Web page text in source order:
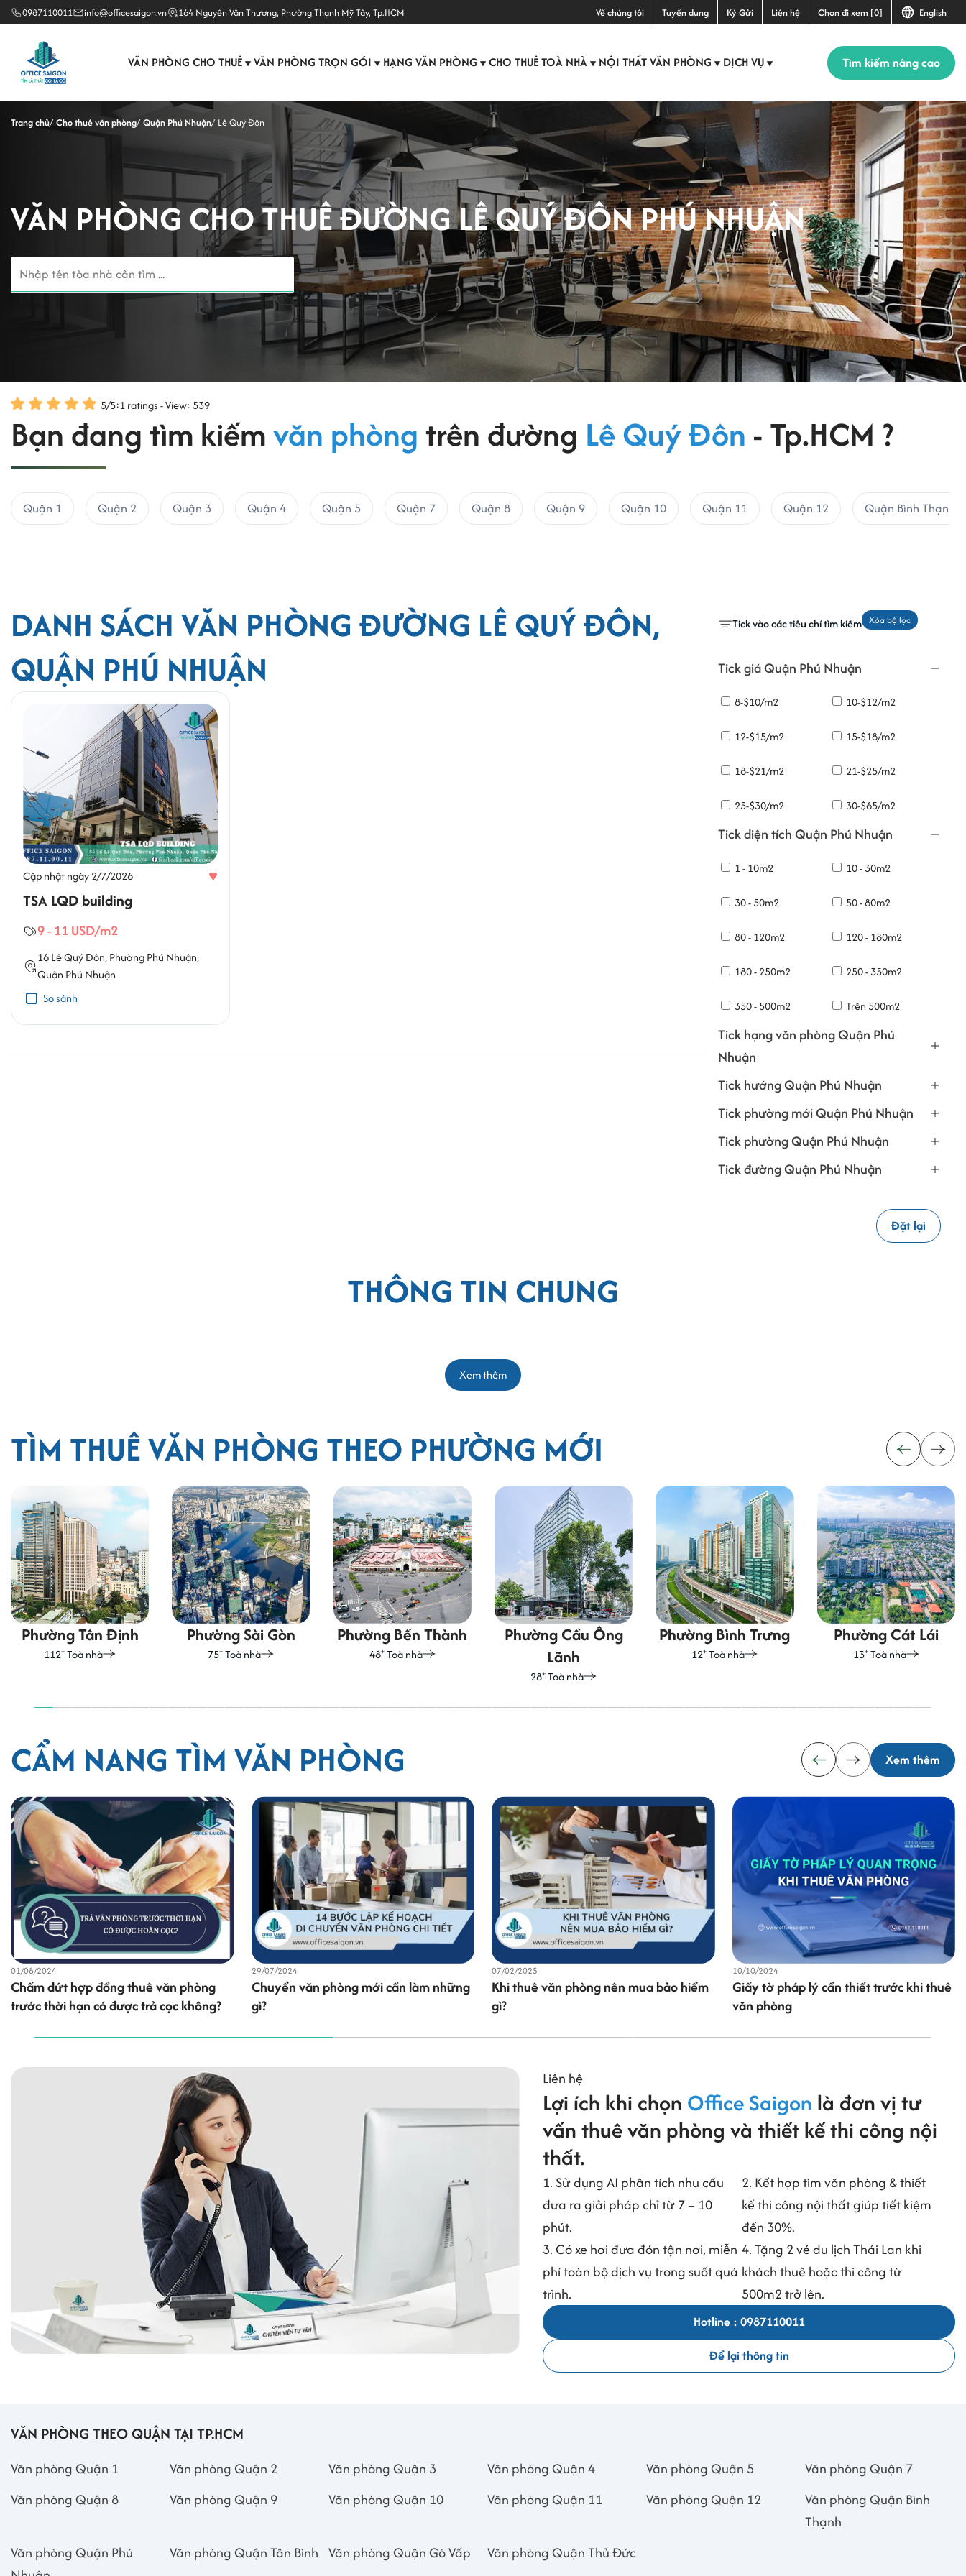
0987110011 info@officesaigon.vn 164 Nguyễn Văn Thương, Phường Thạnh Mỹ Tây, Tp.HCM Về chúng tôi Tuyển dụng Ký Gửi Liên hệ Chọn đi xem [0] English
VĂN PHÒNG CHO THUÊ ▼ VĂN PHÒNG TRỌN GÓI ▼ HẠNG VĂN PHÒNG ▼ CHO THUÊ TOÀ NHÀ ▼ NỘI THẤT VĂN PHÒNG ▼ DỊCH VỤ ▼ Tìm kiếm nâng cao
Trang chủ Cho thuê văn phòng Quận Phú Nhuận Lê Quý Đôn
VĂN PHÒNG CHO THUÊ ĐƯỜNG LÊ QUÝ ĐÔN PHÚ NHUẬN
5/5:1ratings - View: 539
Bạn đang tìm kiếmvăn phòngtrên đường Lê Quý Đôn - Tp.HCM ?
Quận 1 Quận 2 Quận 3 Quận 4 Quận 5 Quận 7 Quận 8 Quận 9 Quận 10 Quận 11 Quận 12 Quận Bình Thạnh
DANH SÁCH VĂN PHÒNG ĐƯỜNG LÊ QUÝ ĐÔN,
QUẬN PHÚ NHUẬN
Cập nhật ngày 2/7/2026
♥
TSA LQD building
9 - 11 USD/m2
16 Lê Quý Đôn,Phường Phú Nhuận,
Quận Phú Nhuận
So sánh
Tick vào các tiêu chí tìm kiếm Xóa bộ lọc
Tick giá Quận Phú Nhuận
8-$10/m2 10-$12/m2
12-$15/m2 15-$18/m2
18-$21/m2 21-$25/m2
25-$30/m2 30-$65/m2
Tick diện tích Quận Phú Nhuận
1 - 10m2 10 - 30m2
30 - 50m2 50 - 80m2
80 - 120m2 120 - 180m2
180 - 250m2 250 - 350m2
350 - 500m2 Trên 500m2
Tick hạng văn phòng Quận Phú
Nhuận
Tick hướng Quận Phú Nhuận
Tick phường mới Quận Phú Nhuận
Tick phường Quận Phú Nhuận
Tick đường Quận Phú Nhuận
Đặt lại
THÔNG TIN CHUNG
Xem thêm
TÌM THUÊ VĂN PHÒNG THEO PHƯỜNG MỚI
Phường Sài Gòn
75+Toà nhà
Phường Bến Thành
48+ Toà nhà
Phường Cầu Ông
Lãnh
Phường Bình Trưng
Toà nhà
Phường Cát Lái
13+ Toà nhà
Phường An Khánh
63+ Toà nhà
CẨM NANG TÌM VĂN PHÒNG Xem thêm
29/07/2024
Chuyển văn phòng mới cần làm những
gì?
07/02/2025
Khi thuê văn phòng nên mua bảo hiểm
gì?
10/10/2024
Giấy tờ pháp lý cần thiết trước khi thuê
văn phòng
20/04/2026
Chi phí thuê văn phòng gồm những gì?
Liên hệ
Lợi ích khi chọn Office Saigon là đơn vị tư
vấn thuê văn phòng và thiết kế thi công nội
thất.
1. Sử dụng AI phân tích nhu cầu
đưa ra giải pháp chỉ từ 7 – 10
phút.
2. Kết hợp tìm văn phòng & thiết
kế thi công nội thất giúp tiết kiệm
đến 30%.
3. Có xe hơi đưa đón tận nơi, miễn
phí toàn bộ dịch vụ trong suốt quá
trình.
4. Tặng 2 vé du lịch Thái Lan khi
khách thuê hoặc thi công từ
500m2 trở lên.
Hotline : 0987110011
Để lại thông tin
VĂN PHÒNG THEO QUẬN TẠI TP.HCM
Văn phòng Quận 1 Văn phòng Quận 2 Văn phòng Quận 3 Văn phòng Quận 4 Văn phòng Quận 5
Văn phòng Quận 7
Văn phòng Quận 8
Văn phòng Quận 9 Văn phòng Quận 10 Văn phòng Quận 11 Văn phòng Quận 12
Văn phòng Quận Bình
Thạnh
Văn phòng Quận Phú
Văn phòng Quận Tân Bình Văn phòng Quận Gò Vấp Văn phòng Quận Thủ Đức